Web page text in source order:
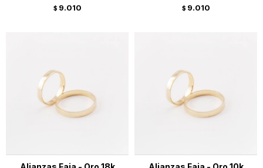
$ 9.010 $ 9.010